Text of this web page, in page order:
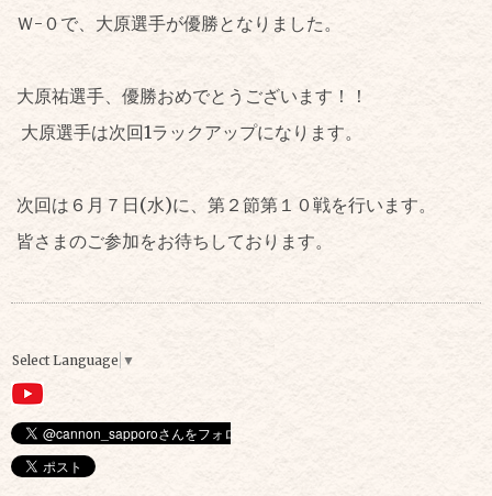
Ｗ-０で、大原選手が優勝となりました。
大原祐選手、優勝おめでとうございます！！
大原選手は次回1ラックアップになります。
次回は６月７日(水)に、第２節第１０戦を行います。
皆さまのご参加をお待ちしております。
Select Language ▼